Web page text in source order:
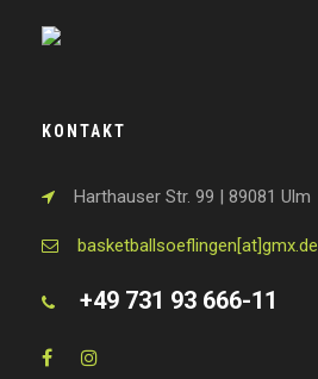
KONTAKT
Harthauser Str. 99 | 89081 Ulm
basketballsoeflingen[at]gmx.de
+49 731 93 666-11